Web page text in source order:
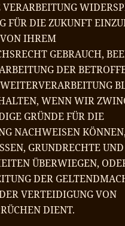
VERARBEITUNG
FÜR DIE ZUKUNFT
IHREM
GEBRAUCH,
DER
WENN WIR
GRÜNDE FÜR DIE
NACHWEISEN
GRUNDRECHTE UND
ÜBERWIEGEN,
DER
VERTEIDIGUNG VON
DIENT.